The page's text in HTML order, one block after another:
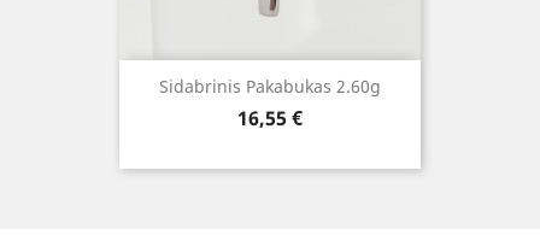
Sidabrinis Pakabukas 2.60g
Kaina
16,55 €